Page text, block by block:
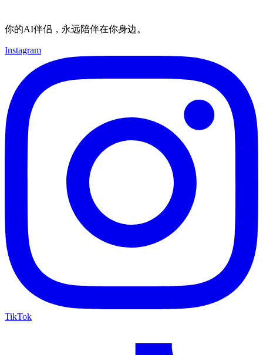
你的AI伴侣，永远陪伴在你身边。
Instagram
TikTok